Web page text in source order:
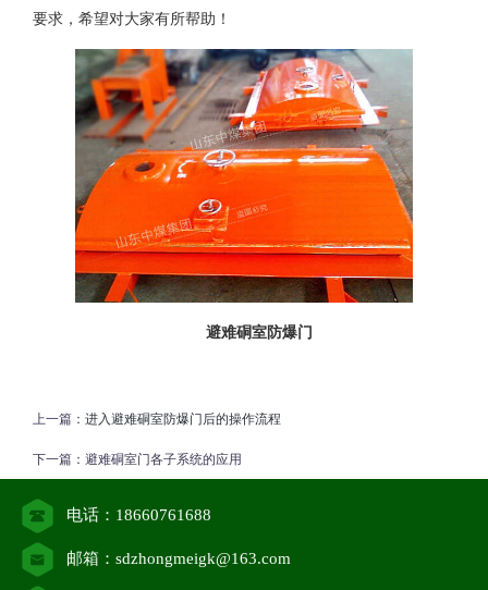
要求，希望对大家有所帮助！
避难硐室防爆门
上一篇： 进入避难硐室防爆门后的操作流程
下一篇： 避难硐室门各子系统的应用
电话：18660761688
邮箱：sdzhongmeigk@163.com